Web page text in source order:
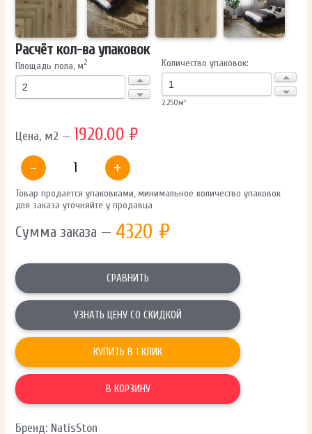
Расчёт кол-ва упаковок
Площадь пола, м2 Количество упаковок:
2.250м²
Цена, м2 — 1920.00 ₽
-
+
Товар продается упаковками, минимальное количество упаковок
для заказа уточняйте у продавца
Сумма заказа — 4320 ₽
СРАВНИТЬ
УЗНАТЬ ЦЕНУ СО СКИДКОЙ
КУПИТЬ В 1 КЛИК
В КОРЗИНУ
Бренд: NatisSton